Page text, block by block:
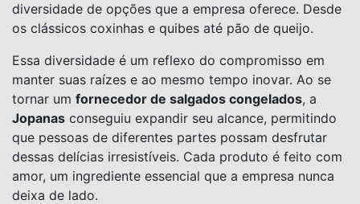
diversidade de opções que a empresa oferece. Desde
os clássicos coxinhas e quibes até pão de queijo.
Essa diversidade é um reflexo do compromisso em
manter suas raízes e ao mesmo tempo inovar. Ao se
tornar um fornecedor de salgados congelados, a
Jopanas conseguiu expandir seu alcance, permitindo
que pessoas de diferentes partes possam desfrutar
dessas delícias irresistíveis. Cada produto é feito com
amor, um ingrediente essencial que a empresa nunca
deixa de lado.